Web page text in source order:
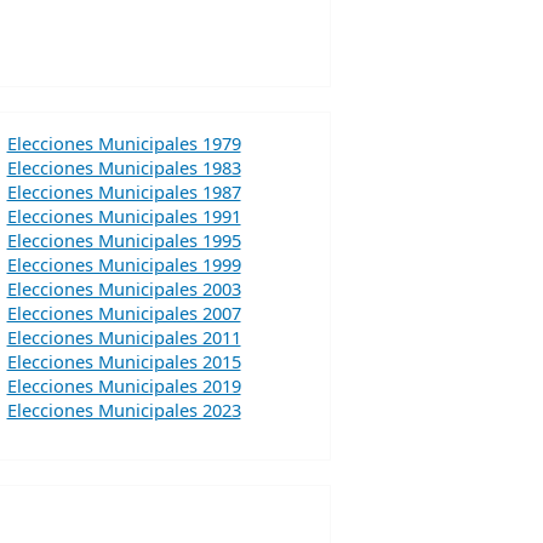
Elecciones Municipales 1979
Elecciones Municipales 1983
Elecciones Municipales 1987
Elecciones Municipales 1991
Elecciones Municipales 1995
Elecciones Municipales 1999
Elecciones Municipales 2003
Elecciones Municipales 2007
Elecciones Municipales 2011
Elecciones Municipales 2015
Elecciones Municipales 2019
Elecciones Municipales 2023